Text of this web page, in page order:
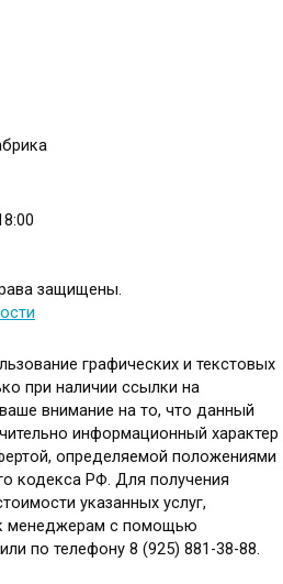
защищены.
графических и текстовых
при наличии ссылки на
внимание на то, что данный
информационный характер
определяемой положениями
кодекса РФ. Для получения
указанных услуг,
менеджерам с помощью
по телефону 8 (925) 881-38-88.